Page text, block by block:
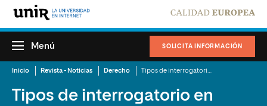
SOLICITA INFORMACIÓN
Menú
Inicio Revista - Noticias Derecho
Tipos de interrogatorio en